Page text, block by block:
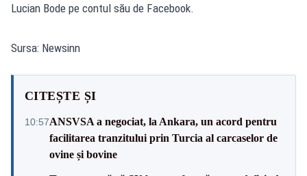
Lucian Bode pe contul său de Facebook.
Sursa: Newsinn
CITEȘTE ȘI
10:57ANSVSA a negociat, la Ankara, un acord pentru
facilitarea tranzitului prin Turcia al carcaselor de
ovine și bovine